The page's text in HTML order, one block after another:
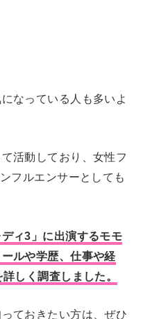
なっている人も多いよ
活動しており、女性フ
フルエンサーとしても
ィ3」に出演するモモ
ルや学歴、仕事や経
しく調査しました。
ておきたい方は、ぜひ